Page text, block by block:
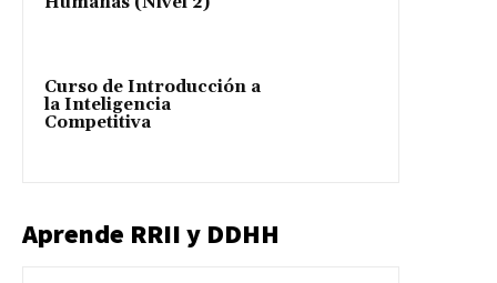
Curso de Introducción a
la Inteligencia
Competitiva
Aprende RRII y DDHH